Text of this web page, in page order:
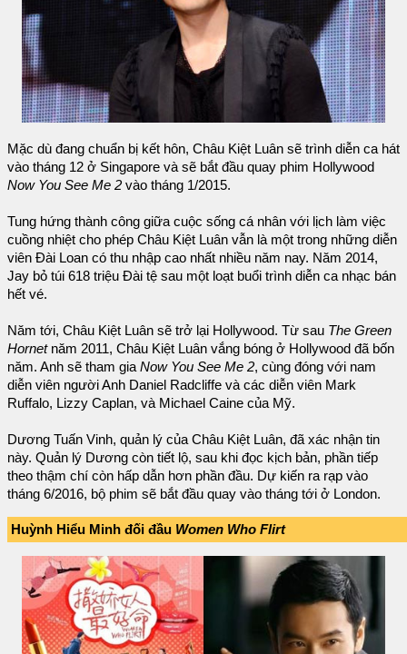
Mặc dù đang chuẩn bị kết hôn, Châu Kiệt Luân sẽ trình diễn ca hát
vào tháng 12 ở Singapore và sẽ bắt đầu quay phim Hollywood
Now You See Me 2 vào tháng 1/2015.
Tung hứng thành công giữa cuộc sống cá nhân với lịch làm việc
cuồng nhiệt cho phép Châu Kiệt Luân vẫn là một trong những diễn
viên Đài Loan có thu nhập cao nhất nhiều năm nay. Năm 2014,
Jay bỏ túi 618 triệu Đài tệ sau một loạt buổi trình diễn ca nhạc bán
hết vé.
Năm tới, Châu Kiệt Luân sẽ trở lại Hollywood. Từ sau The Green
Hornetnăm 2011, Châu Kiệt Luân vắng bóng ở Hollywood đã bốn
năm. Anh sẽ tham giaNow You See Me 2, cùng đóng với nam
diễn viên người Anh Daniel Radcliffe và các diễn viên Mark
Ruffalo, Lizzy Caplan, và Michael Caine của Mỹ.
Dương Tuấn Vinh, quản lý của Châu Kiệt Luân, đã xác nhận tin
này. Quản lý Dương còn tiết lộ, sau khi đọc kịch bản, phần tiếp
theo thậm chí còn hấp dẫn hơn phần đầu. Dự kiến ra rạp vào
tháng 6/2016, bộ phim sẽ bắt đầu quay vào tháng tới ở London.
Huỳnh Hiểu Minh đối đầu Women Who Flirt